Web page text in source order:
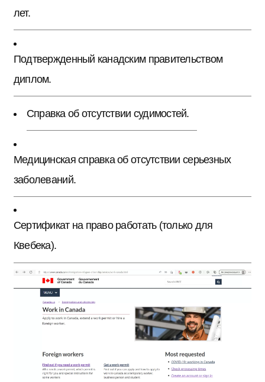
лет.
Подтвержденный канадским правительством
диплом.
Справка об отсутствии судимостей.
Медицинская справка об отсутствии серьезных
заболеваний.
Сертификат на право работать (только для
Квебека).